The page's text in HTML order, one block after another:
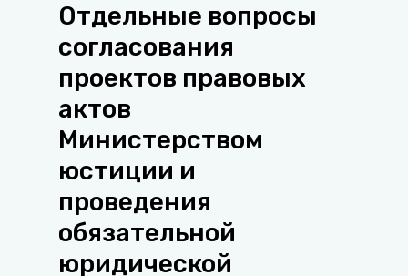
Отдельные вопросы
согласования
проектов правовых
актов
Министерством
юстиции и
проведения
обязательной
юридической